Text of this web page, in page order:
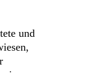
und